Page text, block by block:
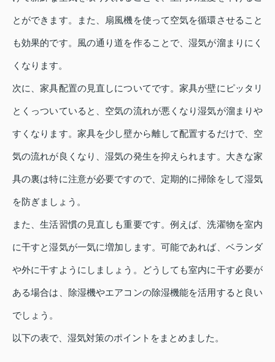
とができます。また、扇風機を使って空気を循環させること
も効果的です。風の通り道を作ることで、湿気が溜まりにく
くなります。
次に、家具配置の見直しについてです。家具が壁にピッタリ
とくっついていると、空気の流れが悪くなり湿気が溜まりや
すくなります。家具を少し壁から離して配置するだけで、空
気の流れが良くなり、湿気の発生を抑えられます。大きな家
具の裏は特に注意が必要ですので、定期的に掃除をして湿気
を防ぎましょう。
また、生活習慣の見直しも重要です。例えば、洗濯物を室内
に干すと湿気が一気に増加します。可能であれば、ベランダ
や外に干すようにしましょう。どうしても室内に干す必要が
ある場合は、除湿機やエアコンの除湿機能を活用すると良い
でしょう。
以下の表で、湿気対策のポイントをまとめました。